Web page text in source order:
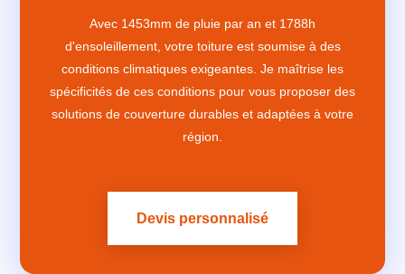
Avec 1453mm de pluie par an et 1788h
d'ensoleillement, votre toiture est soumise à des
conditions climatiques exigeantes. Je maîtrise les
spécificités de ces conditions pour vous proposer des
solutions de couverture durables et adaptées à votre
région.
Devis personnalisé